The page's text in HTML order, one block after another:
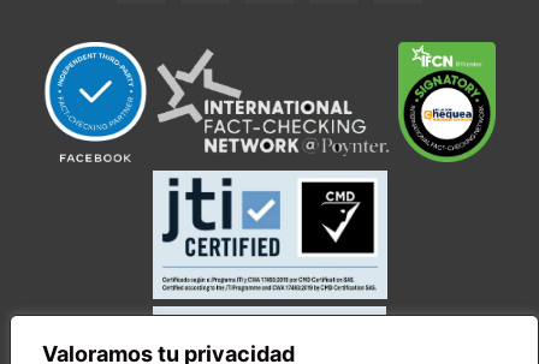
Valoramos tu privacidad